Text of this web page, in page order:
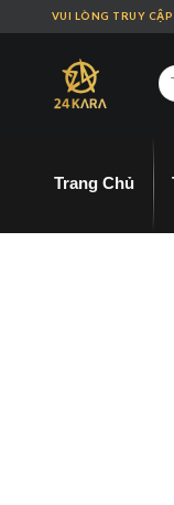
VUI LÒNG TRUY
Trang Chủ